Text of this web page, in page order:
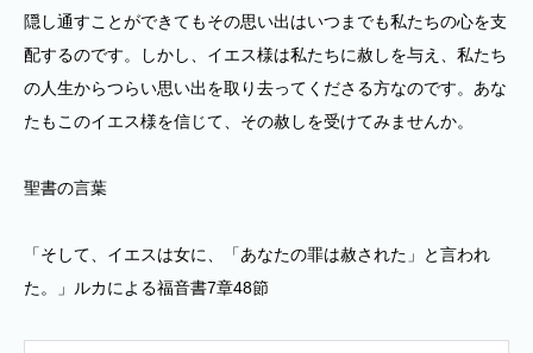
隠し通すことができてもその思い出はいつまでも私たちの心を支
配するのです。しかし、イエス様は私たちに赦しを与え、私たち
の人生からつらい思い出を取り去ってくださる方なのです。あな
たもこのイエス様を信じて、その赦しを受けてみませんか。
聖書の言葉
「そして、イエスは女に、「あなたの罪は赦された」と言われ
た。」ルカによる福音書7章48節